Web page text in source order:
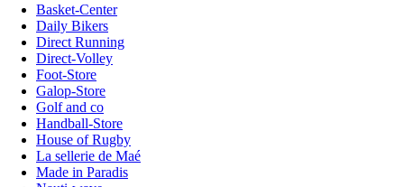
Basket-Center
Daily Bikers
Direct Running
Direct-Volley
Foot-Store
Galop-Store
Golf and co
Handball-Store
House of Rugby
La sellerie de Maé
Made in Paradis